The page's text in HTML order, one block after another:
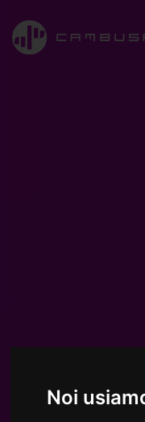
Noi